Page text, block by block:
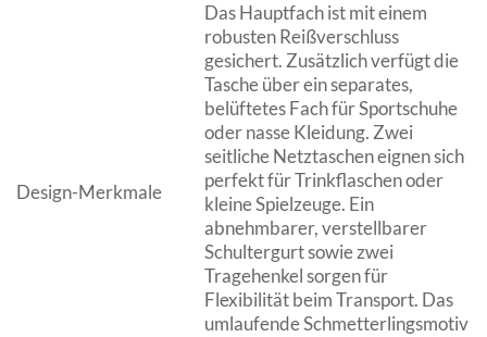
Design-Merkmale
Das Hauptfach ist mit einem
robusten Reißverschluss
gesichert. Zusätzlich verfügt die
Tasche über ein separates,
belüftetes Fach für Sportschuhe
oder nasse Kleidung. Zwei
seitliche Netztaschen eignen sich
perfekt für Trinkflaschen oder
kleine Spielzeuge. Ein
abnehmbarer, verstellbarer
Schultergurt sowie zwei
Tragehenkel sorgen für
Flexibilität beim Transport. Das
umlaufende Schmetterlingsmotiv